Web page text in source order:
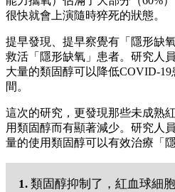
很快就會上演隨時猝死的狀態。
提早發現、提早察覺有「隱形缺
救活「隱形缺氧」患者。研究人
大量的類固醇可以降低COVID-
間。
這次的研究，更發現那些未成熟
用類固醇而有顯著減少。研究人
量的使用類固醇可以有效治療「隱
1. 類固醇抑制了，紅血球細